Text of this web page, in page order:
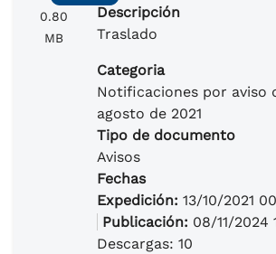
0.80
MB
Descripción
Traslado
Categoria
Notificaciones por aviso
agosto de 2021
Tipo de documento
Avisos
Fechas
Expedición: 13/10/2021
Publicación: 08/11/2024
Descargas: 10